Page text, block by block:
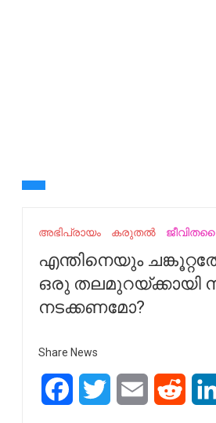
അഭിപ്രായം കരുതൽ
എന്തിനെയും
ഒരു തലമുറയ്ക്കായി
നടക്കണമോ?
Share News
FacebookTwitter Email